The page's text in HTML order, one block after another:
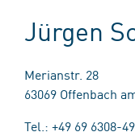
Jürgen
Merianstr. 28
63069 Offenbach
Tel.: +49 69 6308-